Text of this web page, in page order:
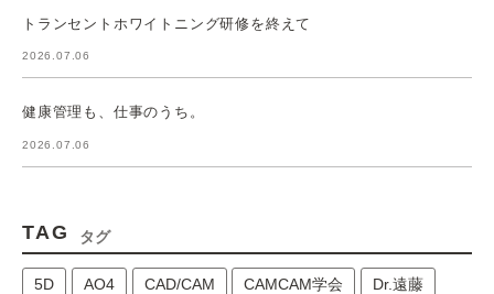
トランセントホワイトニング研修を終えて
2026.07.06
健康管理も、仕事のうち。
2026.07.06
TAG タグ
5D AO4 CAD/CAM CAMCAM学会 Dr.遠藤